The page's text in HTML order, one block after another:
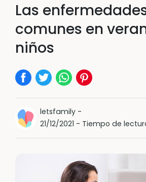
Las
comunes en
niños
letsfamily -
21/12/2021 - Tiempo de